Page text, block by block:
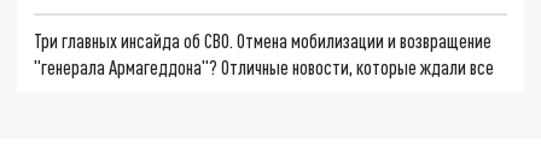
Три главных инсайда об СВО. Отмена мобилизации и возвращение
"генерала Армагеддона"? Отличные новости, которые ждали все